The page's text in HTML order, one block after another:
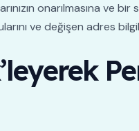
onarılmasına ve
ve değişen adres